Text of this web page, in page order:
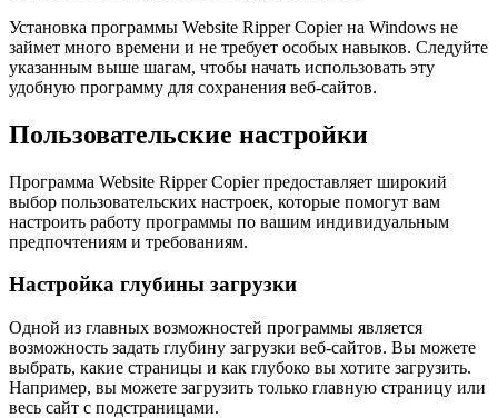
Установка программы Website Ripper Copier на Windows не
займет много времени и не требует особых навыков. Следуйте
указанным выше шагам, чтобы начать использовать эту
удобную программу для сохранения веб-сайтов.
Пользовательские настройки
Программа Website Ripper Copier предоставляет широкий
выбор пользовательских настроек, которые помогут вам
настроить работу программы по вашим индивидуальным
предпочтениям и требованиям.
Настройка глубины загрузки
Одной из главных возможностей программы является
возможность задать глубину загрузки веб-сайтов. Вы можете
выбрать, какие страницы и как глубоко вы хотите загрузить.
Например, вы можете загрузить только главную страницу или
весь сайт с подстраницами.